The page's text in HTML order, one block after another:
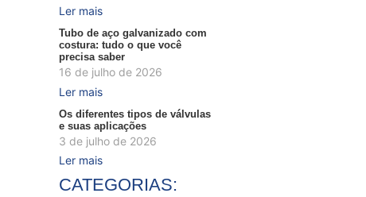
Ler mais
Tubo de aço galvanizado com
costura: tudo o que você
precisa saber
16 de julho de 2026
Ler mais
Os diferentes tipos de válvulas
e suas aplicações
3 de julho de 2026
Ler mais
CATEGORIAS: